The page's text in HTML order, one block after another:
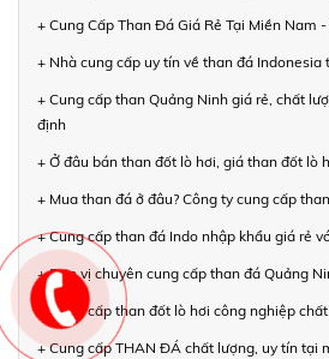
+ Cung Cấp Than Đá Giá Rẻ Tại Miền Nam
+ Nhà cung cấp uy tín về than đá Indonesia
+ Cung cấp than Quảng Ninh giá rẻ, chất
định
+ Ở đâu bán than đốt lò hơi, giá than đốt lò
+ Mua than đá ở đâu? Công ty cung cấp
+ Cung cấp than đá Indo nhập khẩu giá rẻ
+ Đơn vị chuyên cung cấp than đá Quảng
+ Cung cấp than đốt lò hơi công nghiệp
+ Cung cấp THAN ĐÁ chất lượng, uy tín tại